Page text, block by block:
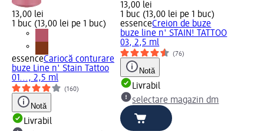
13,00 lei
1 buc (13,00 lei pe 1 buc)
essenceCariocă conturare
buze Line n' Stain Tattoo
01..., 2,5 ml
(160)
Notă
Livrabil
13,00 lei
1 buc (13,00 lei pe 1 buc)
essenceCreion de buze
buze line n' STAIN! TATTOO
03, 2,5 ml
(76)
Notă
Livrabil
selectare magazin dm